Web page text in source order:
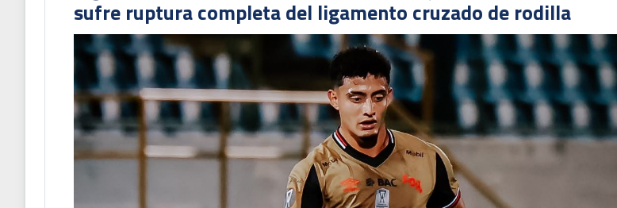
sufre ruptura completa del ligamento cruzado de rodilla